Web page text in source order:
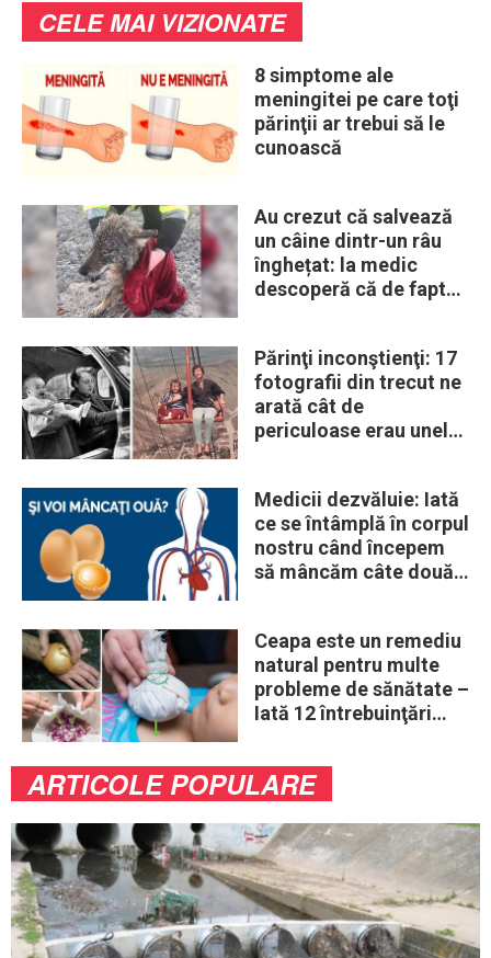
CELE MAI VIZIONATE
8 simptome ale
meningitei pe care toţi
părinţii ar trebui să le
cunoască
Au crezut că salvează
un câine dintr-un râu
înghețat: la medic
descoperă că de fapt
Părinţi inconştienţi: 17
fotografii din trecut ne
arată cât de
periculoase erau unele
Medicii dezvăluie: Iată
ce se întâmplă în corpul
nostru când începem
să mâncăm câte două
Ceapa este un remediu
natural pentru multe
probleme de sănătate –
Iată 12 întrebuinţări
ARTICOLE POPULARE